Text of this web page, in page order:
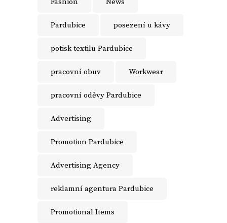
Pardubice posezení u kávy
potisk textilu Pardubice
pracovní obuv Workwear
pracovní oděvy Pardubice
Advertising
Promotion Pardubice
Advertising Agency
reklamní agentura Pardubice
Promotional Items